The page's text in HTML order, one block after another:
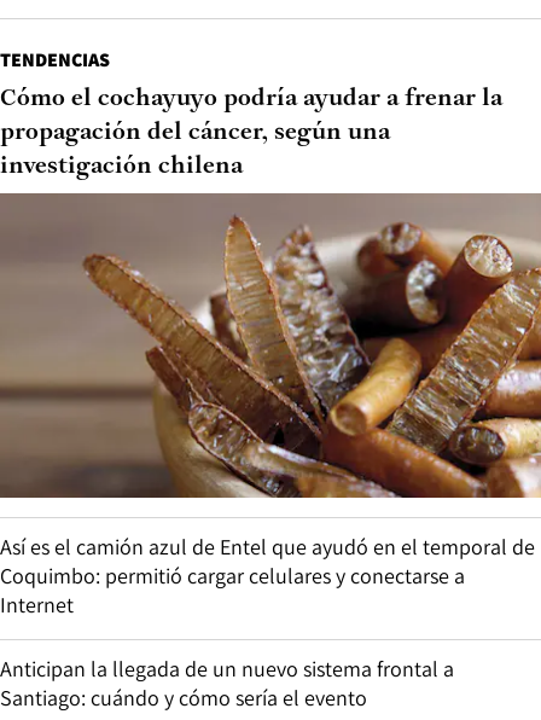
TENDENCIAS
Cómo el cochayuyo podría ayudar a frenar la
propagación del cáncer, según una
investigación chilena
Así es el camión azul de Entel que ayudó en el temporal de
Coquimbo: permitió cargar celulares y conectarse a
Internet
Anticipan la llegada de un nuevo sistema frontal a
Santiago: cuándo y cómo sería el evento